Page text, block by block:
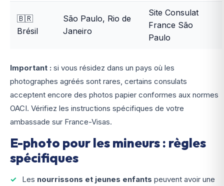
🇧🇷
Brésil
São Paulo, Rio de
Janeiro
Site Consulat
France São
Paulo
Important : si vous résidez dans un pays où les
photographes agréés sont rares, certains consulats
acceptent encore des photos papier conformes aux normes
OACI. Vérifiez les instructions spécifiques de votre
ambassade sur France-Visas.
E-photo pour les mineurs : règles
spécifiques
Les nourrissons et jeunes enfants peuvent avoir une